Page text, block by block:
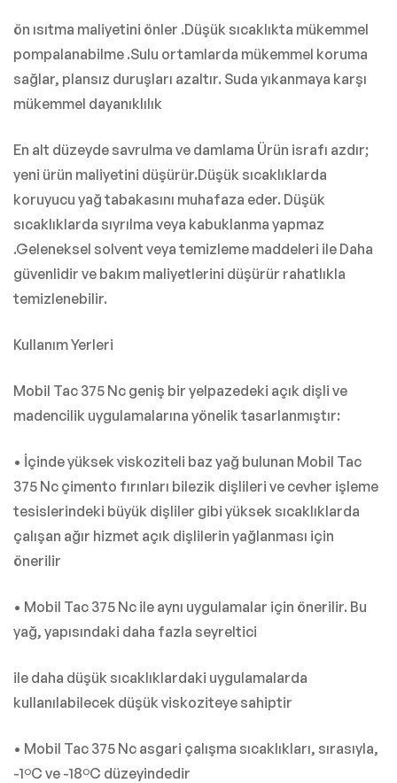
ön ısıtma maliyetini önler .Düşük sıcaklıkta mükemmel
pompalanabilme .Sulu ortamlarda mükemmel koruma
sağlar, plansız duruşları azaltır. Suda yıkanmaya karşı
mükemmel dayanıklılık
En alt düzeyde savrulma ve damlama Ürün israfı azdır;
yeni ürün maliyetini düşürür.Düşük sıcaklıklarda
koruyucu yağ tabakasını muhafaza eder. Düşük
sıcaklıklarda sıyrılma veya kabuklanma yapmaz
.Geleneksel solvent veya temizleme maddeleri ile Daha
güvenlidir ve bakım maliyetlerini düşürür rahatlıkla
temizlenebilir.
Kullanım Yerleri
Mobil Tac 375 Nc geniş bir yelpazedeki açık dişli ve
madencilik uygulamalarına yönelik tasarlanmıştır:
• İçinde yüksek viskoziteli baz yağ bulunan Mobil Tac
375 Nc çimento fırınları bilezik dişlileri ve cevher işleme
tesislerindeki büyük dişliler gibi yüksek sıcaklıklarda
çalışan ağır hizmet açık dişlilerin yağlanması için
önerilir
• Mobil Tac 375 Nc ile aynı uygulamalar için önerilir. Bu
yağ, yapısındaki daha fazla seyreltici
ile daha düşük sıcaklıklardaki uygulamalarda
kullanılabilecek düşük viskoziteye sahiptir
• Mobil Tac 375 Nc asgari çalışma sıcaklıkları, sırasıyla,
-1ºC ve -18ºC düzeyindedir